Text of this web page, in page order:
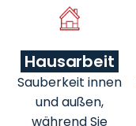
Hausarbeit
Sauberkeit innen
und außen,
während Sie